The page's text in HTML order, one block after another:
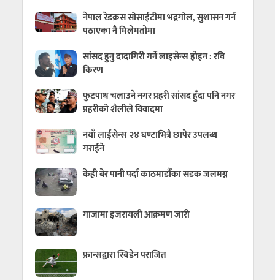
नेपाल रेडक्रस सोसाईटीमा भद्रगोल, सुशासन गर्न
पठाएका नै मिलेमतोमा
सांसद हुनु दादागिरी गर्ने लाइसेन्स होइन : रवि
किरण
फुटपाथ चलाउने नगर प्रहरी सांसद हुँदा पनि नगर
प्रहरीको शैलीले विवादमा
नयाँ लाईसेन्स २४ घण्टाभित्रै छापेर उपलब्ध
गराईने
केही बेर पानी पर्दा काठमाडौँका सडक जलमग्न
गाजामा इजरायली आक्रमण जारी
फ्रान्सद्वारा स्विडेन पराजित